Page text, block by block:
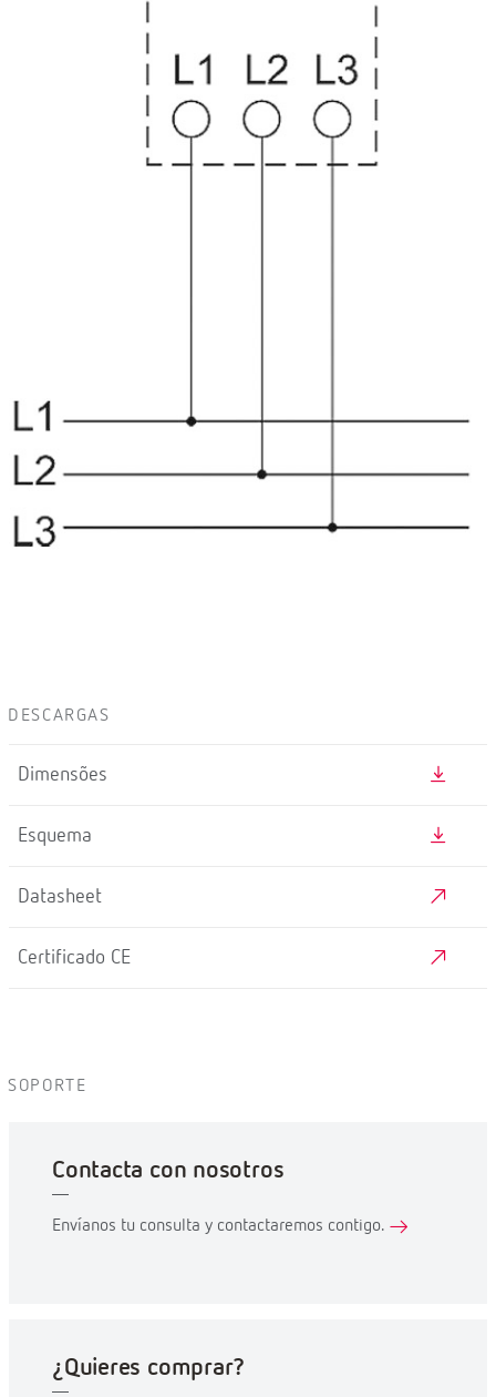
DESCARGAS
Dimensões
Esquema
Datasheet
Certificado CE
SOPORTE
Contacta con nosotros
Envíanos tu consulta y contactaremos contigo.
¿Quieres comprar?